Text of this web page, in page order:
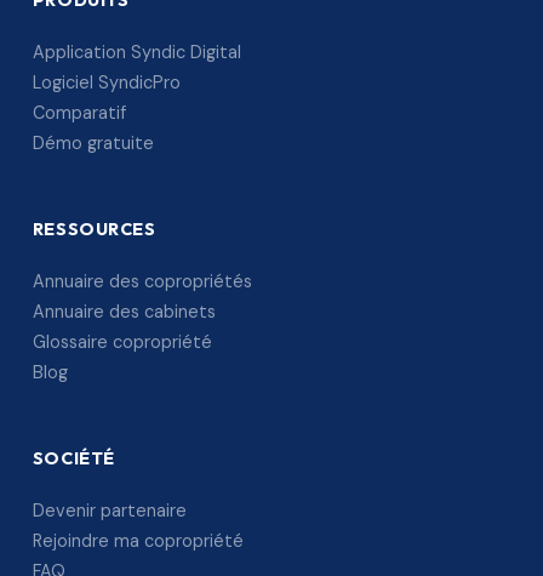
Application Syndic Digital
Logiciel SyndicPro
Comparatif
Démo gratuite
RESSOURCES
Annuaire des copropriétés
Annuaire des cabinets
Glossaire copropriété
Blog
SOCIÉTÉ
Devenir partenaire
Rejoindre ma copropriété
FAQ